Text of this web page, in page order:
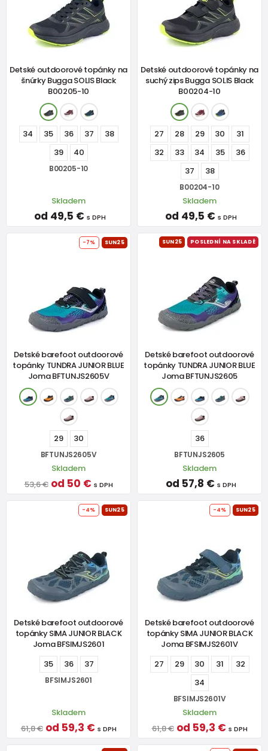
Detské outdoorové topánky na
šnúrky Bugga SOLIS Black
B00205-10
34 35 36 37
38
39
40
B00205-10
Skladem
od 49,5 € s DPH
Detské outdoorové topánky na
suchý zips Bugga SOLIS Black
B00204-10
27 28 29 30
31
32
33 34 35
36
37
38
B00204-10
Skladem
od 49,5 € s DPH
-7% SUN25
Detské barefoot outdoorové
topánky TUNDRA JUNIOR BLUE
Joma BFTUNJS2605V
29 30
BFTUNJS2605V
Skladem
53,6 € od 50 € s DPH
SUN25 POSLEDNÍ NA SKLADĚ
Detské barefoot outdoorové
topánky TUNDRA JUNIOR BLUE
Joma BFTUNJS2605
36
BFTUNJS2605
Skladem
od 57,8 € s DPH
-4% SUN25
Detské barefoot outdoorové
topánky SIMA JUNIOR BLACK
Joma BFSIMJS2601
35
36 37
BFSIMJS2601
Skladem
61,8 € od 59,3 € s DPH
-4% SUN25
Detské barefoot outdoorové
topánky SIMA JUNIOR BLACK
Joma BFSIMJS2601V
27
29 30 31
32
34
BFSIMJS2601V
Skladem
61,8 € od 59,3 € s DPH